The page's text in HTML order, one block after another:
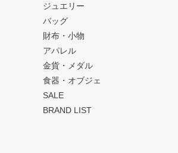
ジュエリー
バッグ
財布・小物
アパレル
金貨・メダル
食器・オブジェ
SALE
BRAND LIST